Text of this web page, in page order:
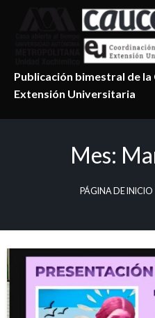
Publicación bimestral de
Extensión Universitaria
Mes:
PÁGINA DE INICIO